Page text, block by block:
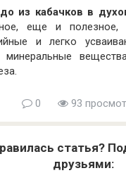
из кабачков в
еще и полезное,
и легко
минеральные
0 93
статья?
друзьями: